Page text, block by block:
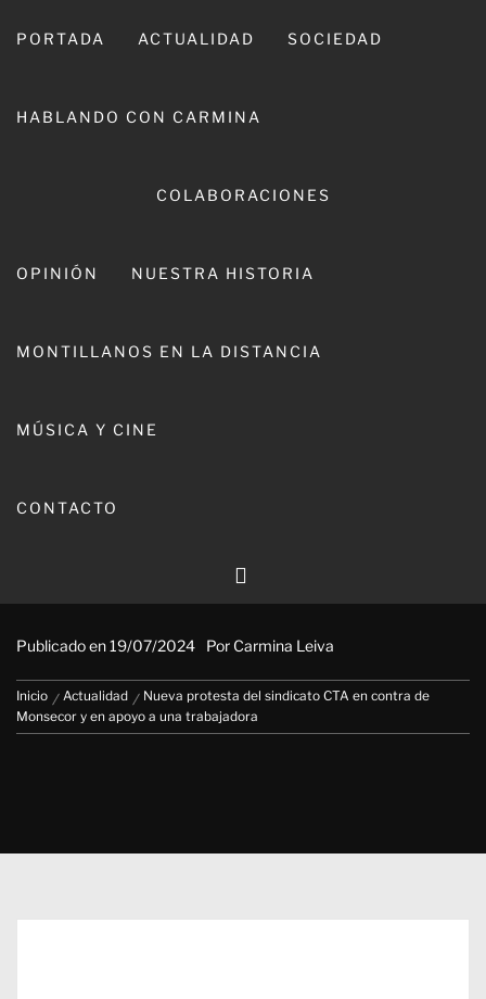
PORTADA ACTUALIDAD SOCIEDAD
HABLANDO CON CARMINA
COLABORACIONES
OPINIÓN NUESTRA HISTORIA
MONTILLANOS EN LA DISTANCIA
MÚSICA Y CINE
CONTACTO
Publicado en19/07/2024 Por Carmina Leiva
Inicio Actualidad
Nueva protesta del sindicato CTA en contra de
Monsecor y en apoyo a una trabajadora